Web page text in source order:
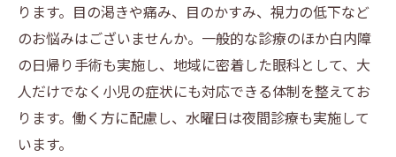
ります。目の渇きや痛み、目のかすみ、視力の低下など
のお悩みはございませんか。一般的な診療のほか白内障
の日帰り手術も実施し、地域に密着した眼科として、大
人だけでなく小児の症状にも対応できる体制を整えてお
ります。働く方に配慮し、水曜日は夜間診療も実施して
います。